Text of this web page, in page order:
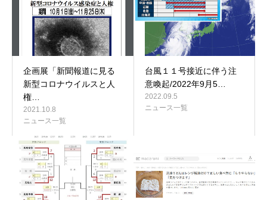
企画展「新聞報道に見る
新型コロナウイルスと人
権…
2021.10.8
ニュース一覧
台風１１号接近に伴う注
意喚起/2022年9月5…
2022.09.5
ニュース一覧